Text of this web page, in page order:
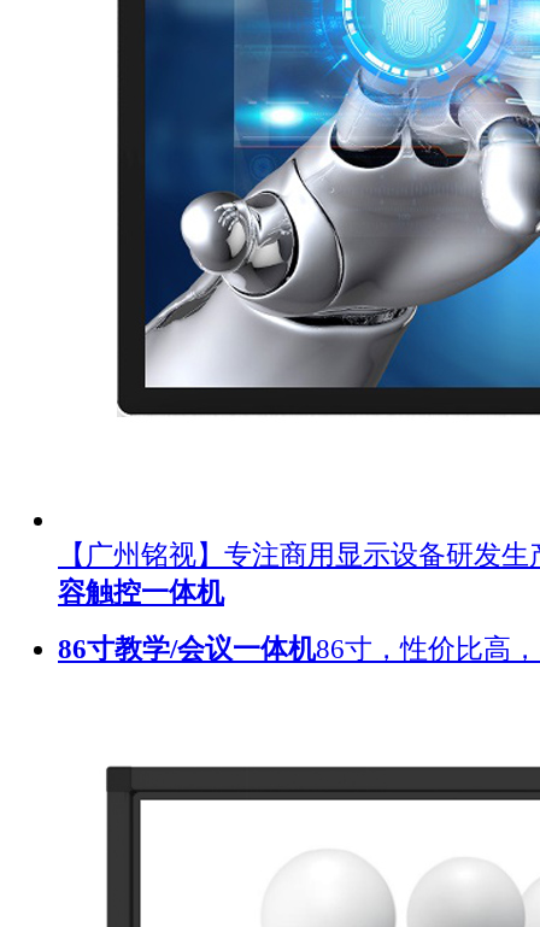
【广州铭视】专注商用显示设备研发
容触控一体机
86寸教学/会议一体机86寸，性价比高